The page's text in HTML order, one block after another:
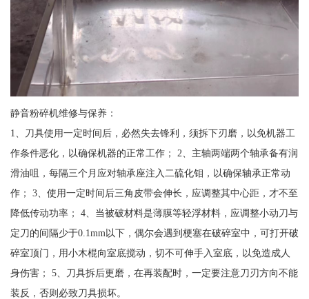
静音粉碎机维修与保养：
1、刀具使用一定时间后，必然失去锋利，须拆下刃磨，以免机器工
作条件恶化，以确保机器的正常工作； 2、主轴两端两个轴承备有润
滑油咀，每隔三个月应对轴承座注入二硫化钼，以确保轴承正常动
作； 3、使用一定时间后三角皮带会伸长，应调整其中心距，才不至
降低传动功率； 4、当被破材料是薄膜等轻浮材料，应调整小动刀与
定刀的间隔少于0.1mm以下，偶尔会遇到梗塞在破碎室中，可打开破
碎室顶门，用小木棍向室底搅动，切不可伸手入室底，以免造成人
身伤害； 5、刀具拆后更磨，在再装配时，一定要注意刀刃方向不能
装反，否则必致刀具损坏。